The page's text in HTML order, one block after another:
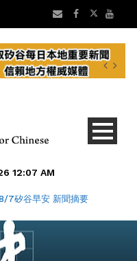
12:07 AM
7矽谷早安 新聞摘要